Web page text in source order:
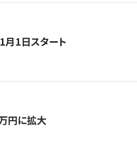
月1日スタート
円に拡大